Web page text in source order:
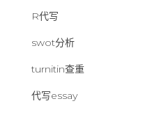
R代写
swot分析
turnitin查重
代写essay